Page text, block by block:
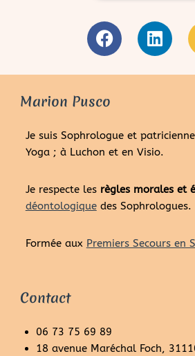
Marion Pusco
Je suis Sophrologue et
Yoga ; à Luchon et en Visio.
Je respecte les règles morales et
déontologiquedes Sophrologues.
Formée aux Premiers Secours en
Contact
06 73 75 69 89
18 avenue Maréchal Foch,